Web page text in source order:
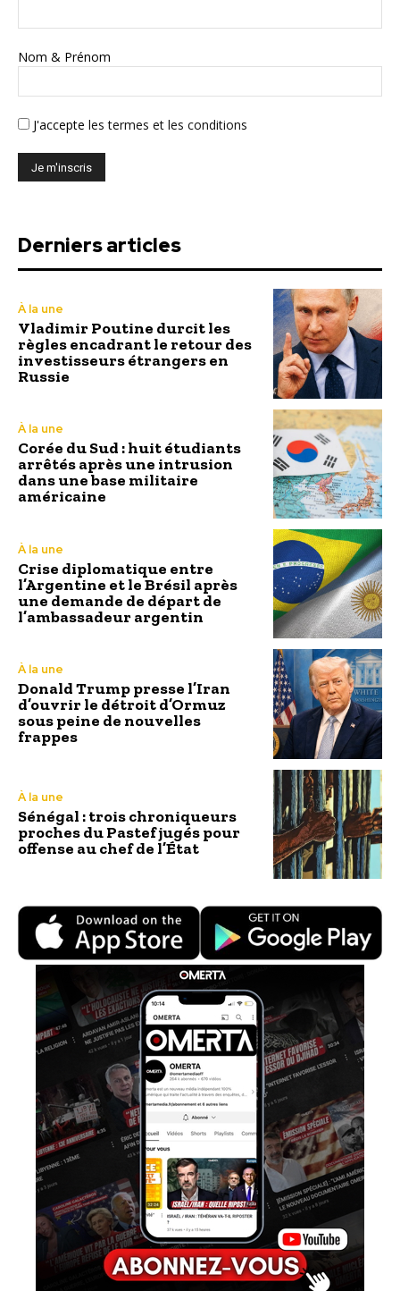
Nom & Prénom
J'accepte les termes et les conditions
Derniers articles
À la une
Vladimir Poutine durcit les
règles encadrant le retour des
investisseurs étrangers en
Russie
À la une
Corée du Sud : huit étudiants
arrêtés après une intrusion
dans une base militaire
américaine
À la une
Crise diplomatique entre
l’Argentine et le Brésil après
une demande de départ de
l’ambassadeur argentin
À la une
Donald Trump presse l’Iran
d’ouvrir le détroit d’Ormuz
sous peine de nouvelles
frappes
À la une
Sénégal : trois chroniqueurs
proches du Pastef jugés pour
offense au chef de l’État